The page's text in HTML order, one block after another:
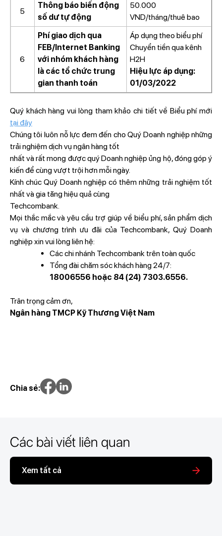
5
Thông báo biến động
số dư tự động
50.000
VND/tháng/thuê bao
6
Phí giao dịch qua
FEB/Internet Banking
với nhóm khách hàng
là các tổ chức trung
gian thanh toán
Áp dụng theo biểu phí
Chuyển tiền qua kênh
H2H
Hiệu lực áp dụng:
01/03/2022
Quý khách hàng vui lòng tham khảo chi tiết về Biểu phí mới
tại đây
Chúng tôi luôn nỗ lực đem đến cho Quý Doanh nghiệp những
trải nghiệm dịch vụ ngân hàng tốt
nhất và rất mong được quý Doanh nghiệp ủng hộ, đóng góp ý
kiến để cùng vượt trội hơn mỗi ngày.
Kính chúc Quý Doanh nghiệp có thêm những trải nghiệm tốt
nhất và gia tăng hiệu quả cùng
Techcombank.
Mọi thắc mắc và yêu cầu trợ giúp về biểu phí, sản phẩm dịch
vụ và chương trình ưu đãi của Techcombank, Quý Doanh
nghiệp xin vui lòng liên hệ:
Các chi nhánh Techcombank trên toàn quốc
Tổng đài chăm sóc khách hàng 24/7:
18006556 hoặc 84 (24) 7303.6556.
Trân trọng cảm ơn,
Ngân hàng TMCP Kỹ Thương Việt Nam
Chia sẻ:
Các bài viết liên quan
Xem tất cả